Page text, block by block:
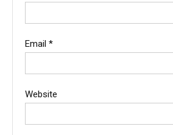
Email *
Website